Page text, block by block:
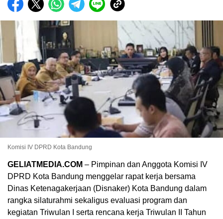
Komisi IV DPRD Kota Bandung
GELIATMEDIA.COM – Pimpinan dan Anggota Komisi IV
DPRD Kota Bandung menggelar rapat kerja bersama
Dinas Ketenagakerjaan (Disnaker) Kota Bandung dalam
rangka silaturahmi sekaligus evaluasi program dan
kegiatan Triwulan I serta rencana kerja Triwulan II Tahun